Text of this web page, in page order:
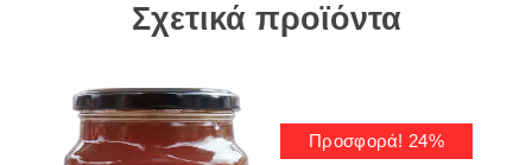
Σχετικά προϊόντα
Προσφορά! 24%